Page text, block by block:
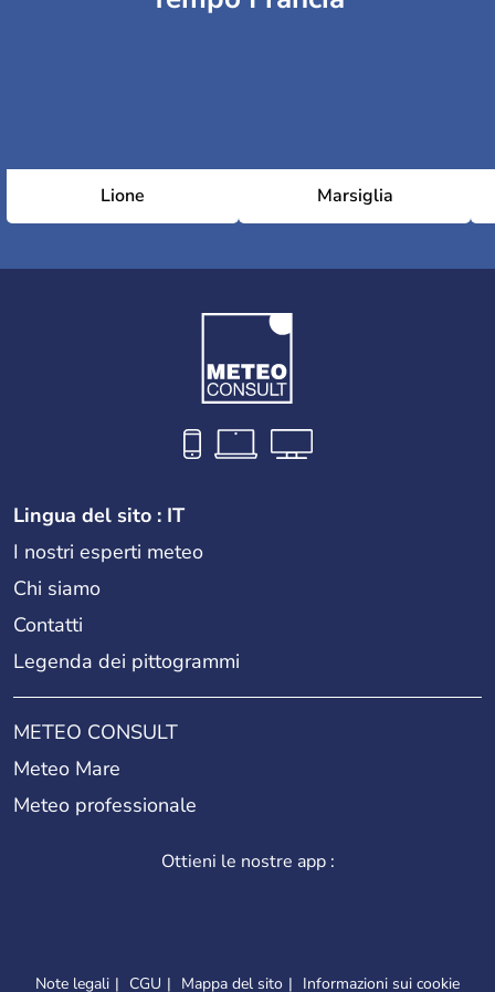
Lione Marsiglia
Lingua del sito : IT
I nostri esperti meteo
Chi siamo
Contatti
Legenda dei pittogrammi
METEO CONSULT
Meteo Mare
Meteo professionale
Ottieni le nostre app :
Note legali CGU Mappa del sito Informazioni sui cookie